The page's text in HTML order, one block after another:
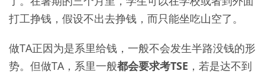
打工挣钱，假设不出去挣钱，而只能坐吃山空了。
做TA正因为是系里给钱，一般不会发生半路没钱的形
势。但做TA，系里一般都会要求考TSE ，若是达不到